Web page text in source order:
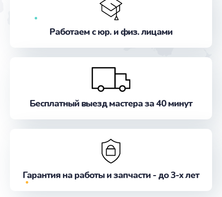
Замена жесткого диска
Замена оперативной памяти
от 960 руб.
Замена экрана
Заказать
Замена термопасты
от 1060 руб.
Работаем с юр. и физ. лицами
Бесплатный выезд мастера за 40 минут
Гарантия на работы и запчасти - до 3-х лет